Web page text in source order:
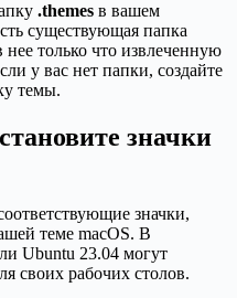
.themes в вашем
существующая папка
только что извлеченную
у вас нет папки, создайте
темы.
значки
значки,
теме macOS. В
Ubuntu 23.04 могут
своих рабочих столов.